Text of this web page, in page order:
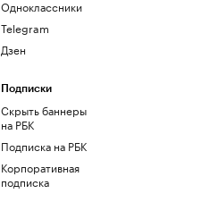
Одноклассники
Telegram
Дзен
Подписки
Скрыть баннеры
на РБК
Подписка на РБК
Корпоративная
подписка